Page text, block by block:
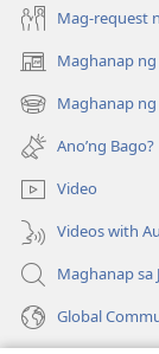
Mag-request
Maghanap
(may
bubukas
na
bagong
window)
Maghanap
(may
bubukas
na
bagong
window)
Ano’ng Bago?
Video
Videos with
Maghanap sa
Global